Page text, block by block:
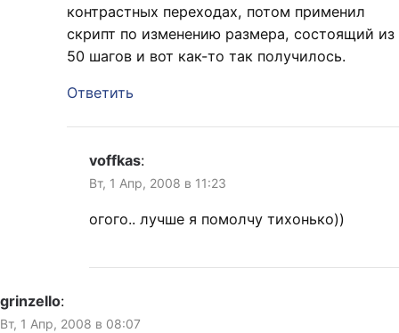
контрастных переходах, потом применил
скрипт по изменению размера, состоящий из
50 шагов и вот как-то так получилось.
Ответить
voffkas:
Вт, 1 Апр, 2008 в 11:23
огого.. лучше я помолчу тихонько))
grinzello:
Вт, 1 Апр, 2008 в 08:07